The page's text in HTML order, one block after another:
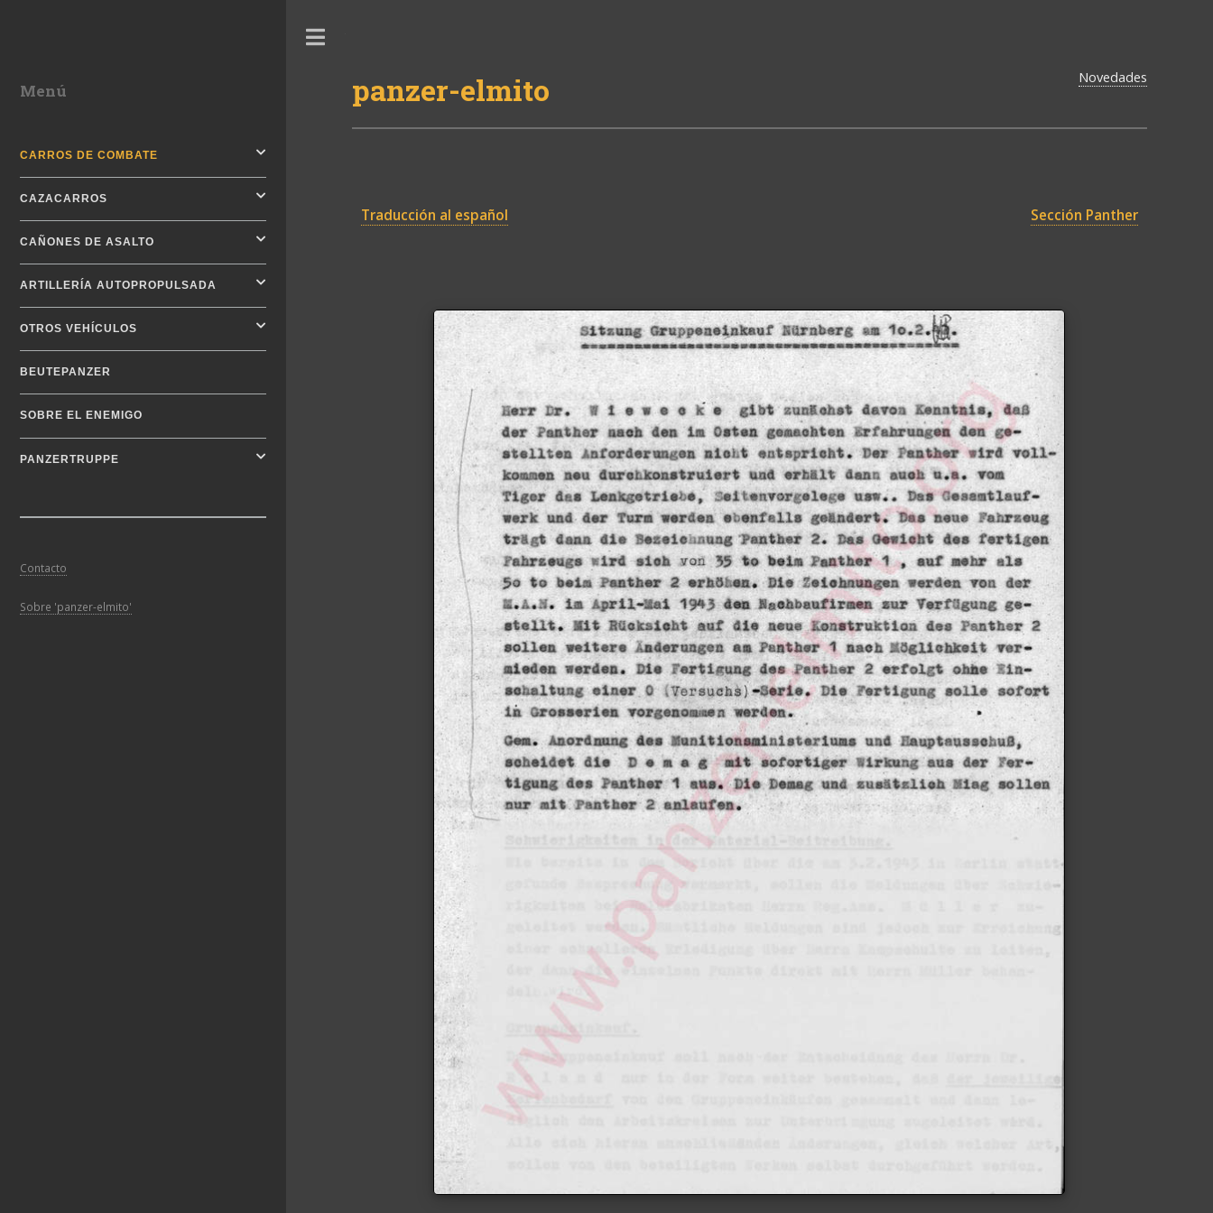
panzer-elmito Novedades
Traducción al español Sección Panther
Menú
CARROS DE COMBATE
CAZACARROS
CAÑONES DE ASALTO
ARTILLERÍA AUTOPROPULSADA
OTROS VEHÍCULOS
BEUTEPANZER
SOBRE EL ENEMIGO
PANZERTRUPPE
Contacto
Sobre 'panzer-elmito'